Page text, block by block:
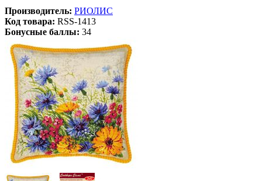
Производитель: РИОЛИС
Код товара: RSS-1413
Бонусные баллы: 34